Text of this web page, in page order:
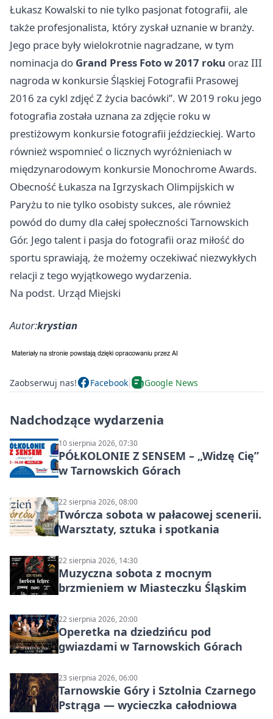
Łukasz Kowalski to nie tylko pasjonat fotografii, ale
także profesjonalista, który zyskał uznanie w branży.
Jego prace były wielokrotnie nagradzane, w tym
nominacja do Grand Press Foto w 2017 roku oraz III
nagroda w konkursie Śląskiej Fotografii Prasowej
2016 za cykl zdjęć Z życia bacówki”. W 2019 roku jego
fotografia została uznana za zdjęcie roku w
prestiżowym konkursie fotografii jeździeckiej. Warto
również wspomnieć o licznych wyróżnieniach w
międzynarodowym konkursie Monochrome Awards.
Obecność Łukasza na Igrzyskach Olimpijskich w
Paryżu to nie tylko osobisty sukces, ale również
powód do dumy dla całej społeczności Tarnowskich
Gór. Jego talent i pasja do fotografii oraz miłość do
sportu sprawiają, że możemy oczekiwać niezwykłych
relacji z tego wyjątkowego wydarzenia.
Na podst. Urząd Miejski
Autor:krystian
Zaobserwuj nas! Facebook Google News
Nadchodzące wydarzenia
10 sierpnia 2026, 07:30
PÓŁKOLONIE Z SENSEM – „Widzę Cię”
w Tarnowskich Górach
22 sierpnia 2026, 08:00
Twórcza sobota w pałacowej scenerii.
Warsztaty, sztuka i spotkania
22 sierpnia 2026, 14:30
Muzyczna sobota z mocnym
brzmieniem w Miasteczku Śląskim
22 sierpnia 2026, 20:00
Operetka na dziedzińcu pod
gwiazdami w Tarnowskich Górach
23 sierpnia 2026, 06:00
Tarnowskie Góry i Sztolnia Czarnego
Pstrąga — wycieczka całodniowa